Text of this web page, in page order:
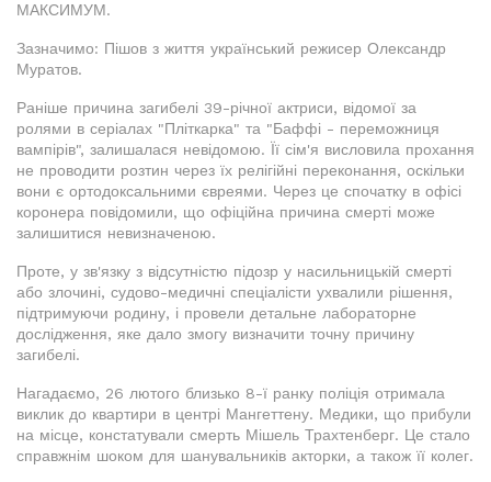
МАКСИМУМ.
Зазначимо: Пішов з життя український режисер Олександр
Муратов.
Раніше причина загибелі 39-річної актриси, відомої за
ролями в серіалах "Пліткарка" та "Баффі - переможниця
вампірів", залишалася невідомою. Її сім'я висловила прохання
не проводити розтин через їх релігійні переконання, оскільки
вони є ортодоксальними євреями. Через це спочатку в офісі
коронера повідомили, що офіційна причина смерті може
залишитися невизначеною.
Проте, у зв'язку з відсутністю підозр у насильницькій смерті
або злочині, судово-медичні спеціалісти ухвалили рішення,
підтримуючи родину, і провели детальне лабораторне
дослідження, яке дало змогу визначити точну причину
загибелі.
Нагадаємо, 26 лютого близько 8-ї ранку поліція отримала
виклик до квартири в центрі Мангеттену. Медики, що прибули
на місце, констатували смерть Мішель Трахтенберг. Це стало
справжнім шоком для шанувальників акторки, а також її колег.